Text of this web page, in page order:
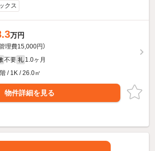
クス
万円
管理費15,000円）
不要 礼 1.0ヶ月
/ 1K / 26.0㎡
物件詳細を見る